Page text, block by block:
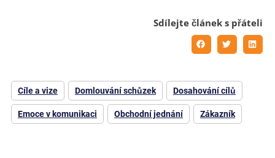
Cíle a vize Domlouvání schůzek Dosahování cílů
Emoce v komunikaci Obchodní jednání Zákazník
Sdílejte článek s přáteli